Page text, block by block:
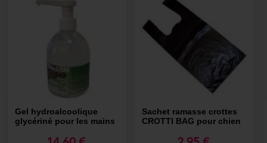
Gel hydroalcoolique
glycériné pour les mains
Sachet ramasse crottes
CROTTI BAG pour chien